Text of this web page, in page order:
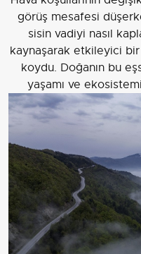
görüş mesafesi
sisin vadiyi nasıl
kaynaşarak etkileyici
koydu. Doğanın bu
yaşamı ve